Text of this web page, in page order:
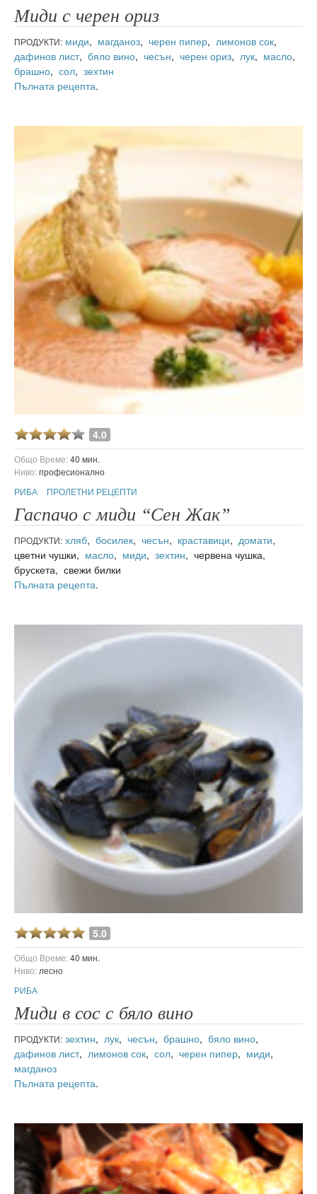
Миди с черен ориз
ПРОДУКТИ: миди, магданоз, черен пипер, лимонов сок,
дафинов лист, бяло вино, чесън, черен ориз, лук, масло,
брашно, сол, зехтин
Пълната рецепта.
4.0
Общо Време:40 мин.
Ниво:професионално
РИБА
ПРОЛЕТНИ РЕЦЕПТИ
Гаспачо с миди “Сен Жак”
ПРОДУКТИ: хляб, босилек, чесън, краставици, домати,
цветни чушки, масло, миди, зехтин, червена чушка,
брускета, свежи билки
Пълната рецепта.
5.0
Общо Време:40 мин.
Ниво: лесно
РИБА
Миди в сос с бяло вино
ПРОДУКТИ: зехтин, лук, чесън, брашно, бяло вино,
дафинов лист, лимонов сок, сол, черен пипер, миди,
магданоз
Пълната рецепта.